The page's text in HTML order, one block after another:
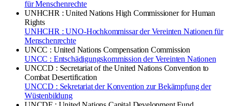
für Menschenrechte
UNHCHR : United Nations High Commissioner for Human
Rights
UNHCHR : UNO-Hochkommissar der Vereinten Nationen für
Menschenrechte
UNCC : United Nations Compensation Commission
UNCC : Entschädigungskommission der Vereinten Nationen
UNCCD : Secretariat of the United Nations Convention to
Combat Desertification
UNCCD : Sekretariat der Konvention zur Bekämpfung der
Wüstenbildung